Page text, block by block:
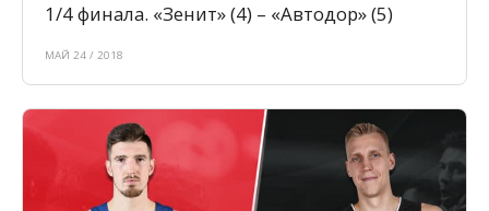
1/4 финала. «Зенит» (4) – «Автодор» (5)
МАЙ 24 / 2018